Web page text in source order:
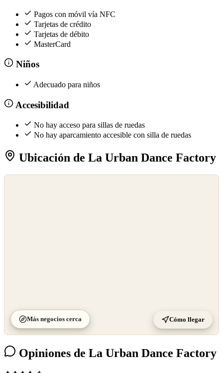
Pagos con móvil vía NFC
Tarjetas de crédito
Tarjetas de débito
MasterCard
Niños
Adecuado para niños
Accesibilidad
No hay acceso para sillas de ruedas
No hay aparcamiento accesible con silla de ruedas
Ubicación de La Urban Dance Factory
Más negocios cerca Cómo llegar
Opiniones de La Urban Dance Factory